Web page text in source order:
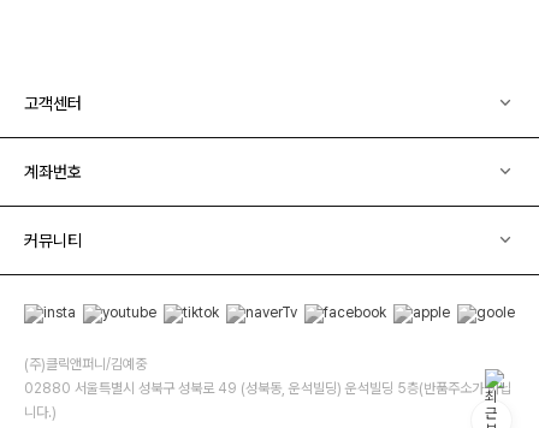
고객센터
계좌번호
커뮤니티
(주)클릭앤퍼니/김예중
02880 서울특별시 성북구 성북로 49 (성북동, 운석빌딩) 운석빌딩 5층(반품주소가 아닙
니다.)